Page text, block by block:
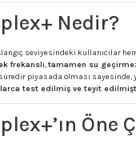
Nedir?
seviyesindeki kullanıcılar
frekanslı,tamamen su
piyasada olması sayesinde,
test edilmiş ve teyit
Öne